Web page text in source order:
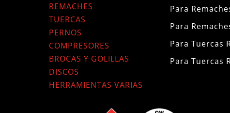
REMACHES
TUERCAS
PERNOS
COMPRESORES
BROCAS Y GOLILLAS
DISCOS
HERRAMIENTAS VARIAS
Para
Para
Para Tuercas
Para Tuercas